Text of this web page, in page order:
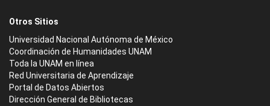
Otros Sitios
Universidad Nacional Autónoma de México
Coordinación de Humanidades UNAM
Toda la UNAM en línea
Red Universitaria de Aprendizaje
Portal de Datos Abiertos
Dirección General de Bibliotecas